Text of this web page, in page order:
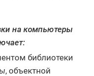
на компьютеры
библиотеки
, объектной